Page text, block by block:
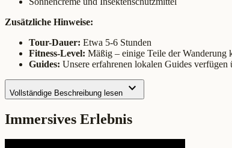
Zusätzliche Hinweise:
Tour-Dauer: Etwa 5-6 Stunden
Fitness-Level: Mäßig – einige Teile der Wanderung
Guides: Unsere erfahrenen lokalen Guides
Vollständige Beschreibung lesen expand_more
Immersives Erlebnis